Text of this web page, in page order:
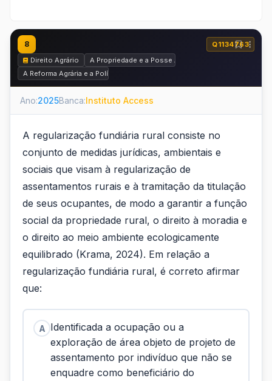
8
Q1134763
Direito Agrário
A Propriedade e a Posse Agrárias
A Reforma Agrária e a Política Agrária
Ano:2025Banca:Instituto Access
A regularização fundiária rural consiste no
conjunto de medidas jurídicas, ambientais e
sociais que visam à regularização de
assentamentos rurais e à tramitação da titulação
de seus ocupantes, de modo a garantir a função
social da propriedade rural, o direito à moradia e
o direito ao meio ambiente ecologicamente
equilibrado (Krama, 2024). Em relação a
regularização fundiária rural, é correto afirmar
que:
A Identificada a ocupação ou a
exploração de área objeto de projeto de
assentamento por indivíduo que não se
enquadre como beneficiário do